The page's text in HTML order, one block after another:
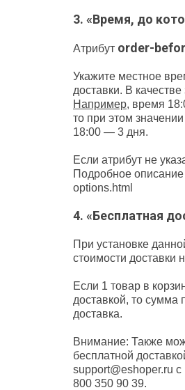
3. «Время, до
Атрибут order-
Укажите местное
доставки. В
Например, время
то при этом
18:00 — 3 дня.
Если атрибут не
Подробное
options.html
4. «Бесплатная
При установке
стоимости доставки
Если 1 товар в
доставкой, то сумма
доставка.
Внимание: Также
бесплатной
support@eshoper.ru
800 350 90 39.